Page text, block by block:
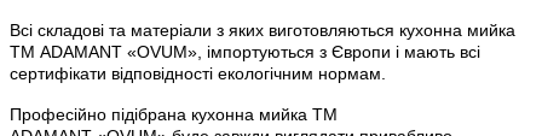
Всі складові та матеріали з яких виготовляються кухонна мийка
ТМ ADAMANT «OVUM» , імпортуються з Європи і мають всі
сертифікати відповідності екологічним нормам.
Професійно підібрана кухонна мийка ТМ